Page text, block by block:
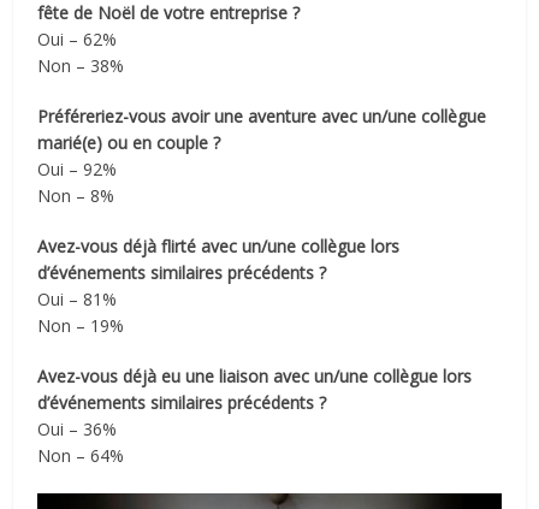
fête de Noël de votre entreprise ?
Oui – 62%
Non – 38%
Préféreriez-vous avoir une aventure avec un/une collègue
marié(e) ou en couple ?
Oui – 92%
Non – 8%
Avez-vous déjà flirté avec un/une collègue lors
d’événements similaires précédents ?
Oui – 81%
Non – 19%
Avez-vous déjà eu une liaison avec un/une collègue lors
d’événements similaires précédents ?
Oui – 36%
Non – 64%